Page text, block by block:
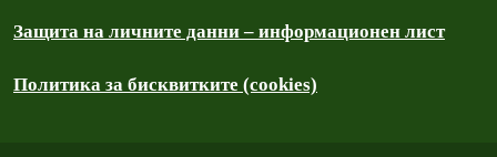
Защита на личните данни – информационен лист
Политика за бисквитките (cookies)